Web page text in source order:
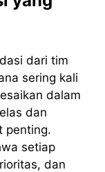
dari tim
sering kali
dalam
dan
penting.
setiap
dan